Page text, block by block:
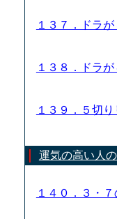
１３７．ドラ
１３８．ドラ
１３９．５切
運気の高い人
１４０．３・